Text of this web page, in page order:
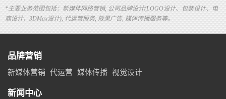
*主要业务范围包括：新媒体网络营销, 公司品牌设计(LOGO设计、包装设计、电
商设计、3DMax设计), 代运营服务, 效果广告, 媒体传播服务等。
品牌营销
新媒体营销 代运营 媒体传播 视觉设计
新闻中心